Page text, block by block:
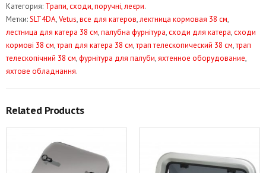
телескопічний
нержавіюча
сталь
VetusSLT4DA
Категория: Трапи, сходи, поручні, леєри.
Метки:SLT4DA,Vetus,все для катеров,лектница кормовая 38 см,
лестница для катера 38 см,палубна фурнітура,сходи для катера,сходи
кормові 38 см,трап для катера 38 см,трап телескопический 38 см,трап
телескопічний 38 см,фурнітура для палуби,яхтенное оборудование,
яхтове обладнання.
Related Products